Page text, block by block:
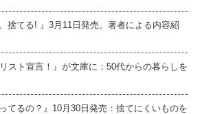
捨てる! 』3月11日発売。著者による内容紹
スト宣言！』が文庫に：50代からの暮らしを
てるの？』10月30日発売：捨てにくいものを